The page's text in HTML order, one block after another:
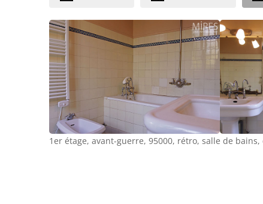
1er étage, avant-guerre, 95000, rétro, salle de